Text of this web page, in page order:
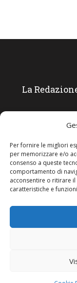
Per fornire le migliori
per memorizzare e/o
consenso a queste
comportamento di
acconsentire o ritirare
caratteristiche e
La
Direttore
Vita Politica:
Costume e moda:
Copyright © 2022